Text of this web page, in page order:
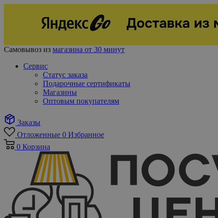
Самовывоз из магазина от 30 минут
Сервис
Статус заказа
Подарочные сертификаты
Магазины
Оптовым покупателям
Заказы
Отложенные 0 Избранное
0 Корзина